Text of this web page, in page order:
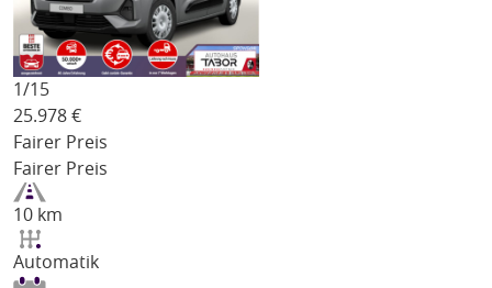
1/15
25.978 €
Fairer Preis
Fairer Preis
10 km
Automatik